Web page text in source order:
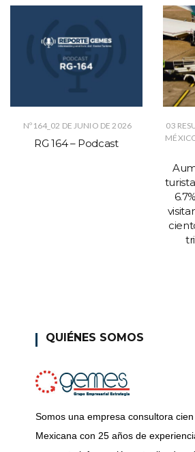
Nº164_02 DE JUNIO DE 2026
RG 164 – Podcast
03
QUIÉNES SOMOS
Somos una empresa consultora
Mexicana con 25 años de